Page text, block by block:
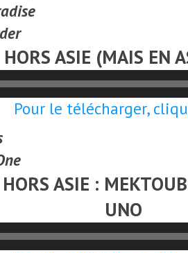
ASIE (MAIS EN
audio
Pour le télécharger,
ASIE :
UNO
audio